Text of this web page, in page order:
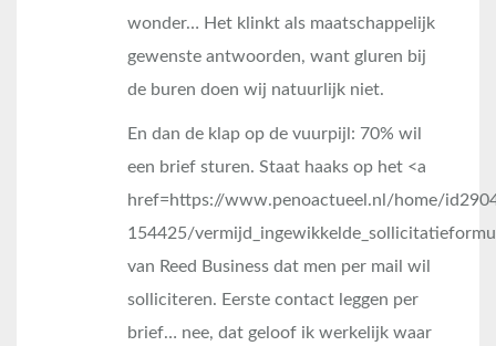
wonder… Het klinkt als maatschappelijk
gewenste antwoorden, want gluren bij
de buren doen wij natuurlijk niet.
En dan de klap op de vuurpijl: 70% wil
een brief sturen. Staat haaks op het <a
href=https://www.penoactueel.nl/home/
154425/
van Reed Business dat men per mail wil
solliciteren. Eerste contact leggen per
brief… nee, dat geloof ik werkelijk waar